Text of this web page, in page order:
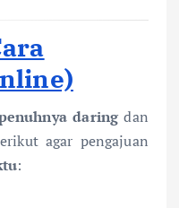
daringdan
agar pengajuan
: